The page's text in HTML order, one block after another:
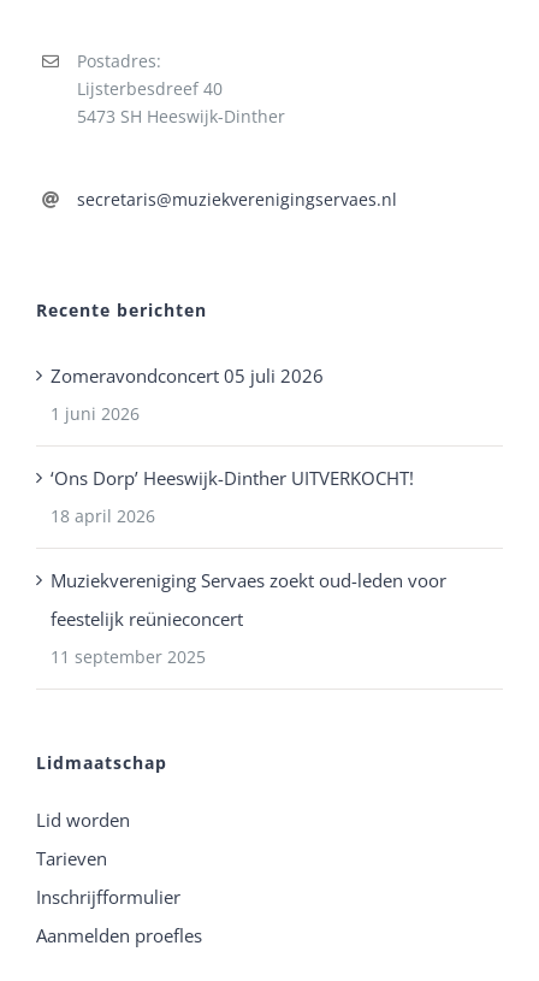
Postadres:
Lijsterbesdreef 40
5473 SH Heeswijk-Dinther
secretaris@muziekverenigingservaes.nl
Recente berichten
Zomeravondconcert 05 juli 2026
1 juni 2026
‘Ons Dorp’ Heeswijk-Dinther UITVERKOCHT!
18 april 2026
Muziekvereniging Servaes zoekt oud-leden voor
feestelijk reünieconcert
11 september 2025
Lidmaatschap
Lid worden
Tarieven
Inschrijfformulier
Aanmelden proefles